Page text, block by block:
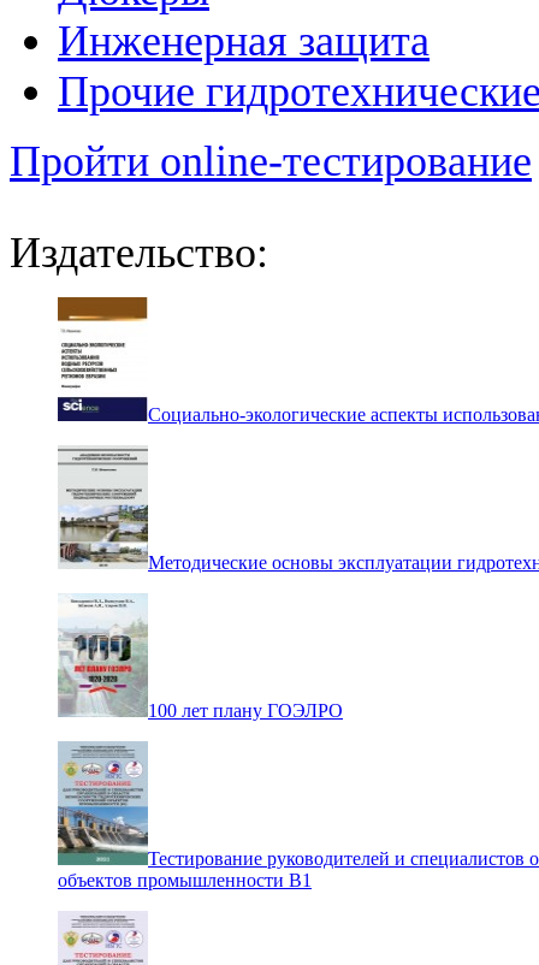
Инженерная защита
Прочие
Пройти online-тестирование
Издательство:
Социально-экологические аспекты
Методические основы эксплуатации
100 лет плану ГОЭЛРО
Тестирование руководителей и специалистов
объектов промышленности В1